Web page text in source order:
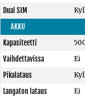
Dual SIM
AKKU
Kapasiteetti
Vaihdettavissa
Ei
Pikalataus
Langaton lataus
Ei